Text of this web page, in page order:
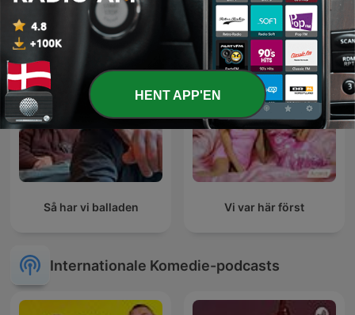
Så har vi balladen Vi var här först
Internationale Komedie-podcasts
HENT APP'EN